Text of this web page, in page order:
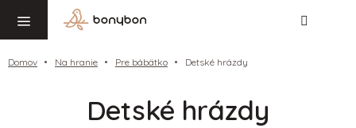
obsah
Domov Na hranie Pre bábätko Detské hrázdy
Detské hrázdy